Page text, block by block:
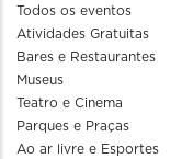
Todos os eventos
Atividades Gratuitas
Bares e Restaurantes
Museus
Teatro e Cinema
Parques e Praças
Ao ar livre e Esportes